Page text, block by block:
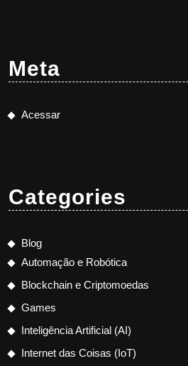
Meta
Acessar
Categories
Blog
Automação e Robótica
Blockchain e Criptomoedas
Games
Inteligência Artificial (AI)
Internet das Coisas (IoT)